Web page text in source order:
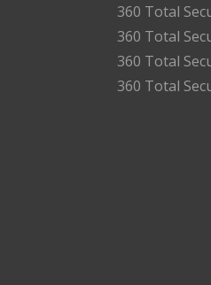
360 Total
360 Total
360 Total
360 Total